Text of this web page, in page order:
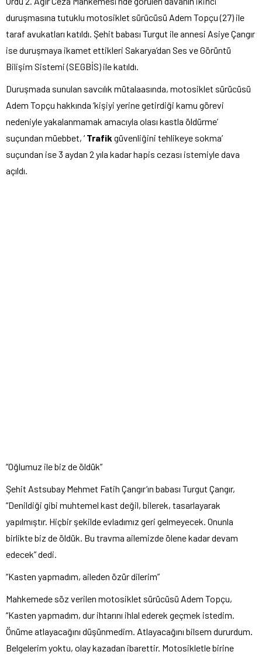
duruşmasına tutuklu motosiklet sürücüsü Adem Topçu (27) ile
taraf avukatları katıldı. Şehit babası Turgut ile annesi Asiye Çangır
ise duruşmaya ikamet ettikleri Sakarya’dan Ses ve Görüntü
Bilişim Sistemi (SEGBİS) ile katıldı.
Duruşmada sunulan savcılık mütalaasında, motosiklet sürücüsü
Adem Topçu hakkında ‘kişiyi yerine getirdiği kamu görevi
nedeniyle yakalanmamak amacıyla olası kastla öldürme’
suçundan müebbet, ‘ Trafik güvenliğini tehlikeye sokma’
suçundan ise 3 aydan 2 yıla kadar hapis cezası istemiyle dava
açıldı.
“Oğlumuz ile biz de öldük”
Şehit Astsubay Mehmet Fatih Çangır’ın babası Turgut Çangır,
“Denildiği gibi muhtemel kast değil, bilerek, tasarlayarak
yapılmıştır. Hiçbir şekilde evladımız geri gelmeyecek. Onunla
birlikte biz de öldük. Bu travma ailemizde ölene kadar devam
edecek” dedi.
“Kasten yapmadım, aileden özür dilerim”
Mahkemede söz verilen motosiklet sürücüsü Adem Topçu,
“Kasten yapmadım, dur ihtarını ihlal ederek geçmek istedim.
Önüme atlayacağını düşünmedim. Atlayacağını bilsem dururdum.
Belgelerim yoktu, olay kazadan ibarettir. Motosikletle birine